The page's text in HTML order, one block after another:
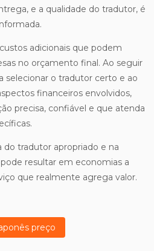
e a qualidade do tradutor, é
adicionais que podem
no orçamento final. Ao seguir
selecionar o tradutor certo e ao
financeiros envolvidos,
precisa, confiável e que atenda
tradutor apropriado e na
resultar em economias a
que realmente agrega valor.
preço